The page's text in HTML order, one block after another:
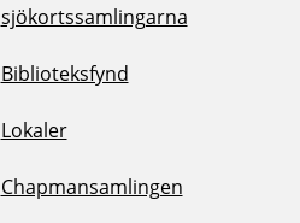
sjökortssamlingarna
Biblioteksfynd
Lokaler
Chapmansamlingen